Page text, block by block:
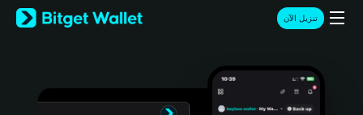
English
日本語
Türkçe
تنزيل الآن